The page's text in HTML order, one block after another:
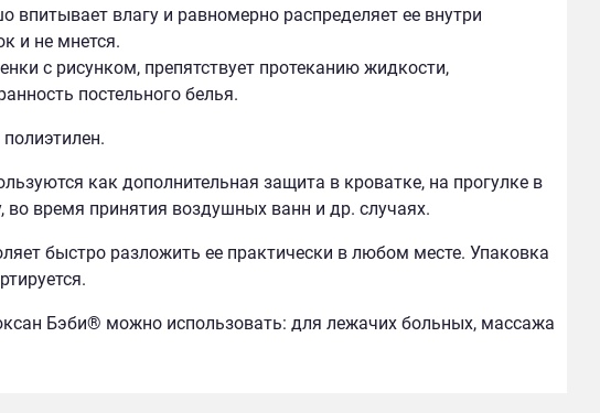
влагу и равномерно распределяет ее внутри
и не мнется.
с рисунком, препятствует протеканию жидкости,
постельного белья.
как дополнительная защита в кроватке, на прогулке в
во время принятия воздушных ванн и др. случаях.
быстро разложить ее практически в любом месте. Упаковка
Бэби® можно использовать: для лежачих больных, массажа